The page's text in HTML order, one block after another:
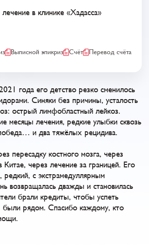
в клинике «Хадасса»
Выписной эпикриз Счёт Перевод счёта
года его детство резко сменилось
Синяки без причины, усталость
острый лимфобластный лейкоз.
месяцы лечения, редкие улыбки сквозь
и два тяжёлых рецидива.
пересадку костного мозга, через
через лечение за границей. Его
с экстрамедуллярным
возвращалась дважды и становилась
брали кредиты, чтобы успеть
были рядом. Спасибо каждому, кто